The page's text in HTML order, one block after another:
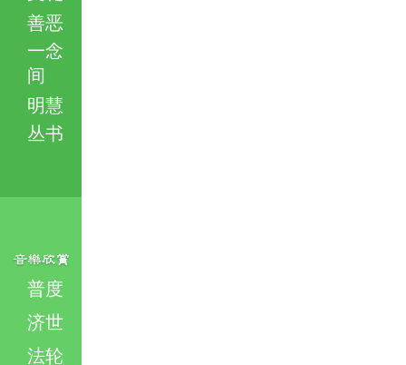
善恶
一念
间
明慧
丛书
普度
济世
法轮